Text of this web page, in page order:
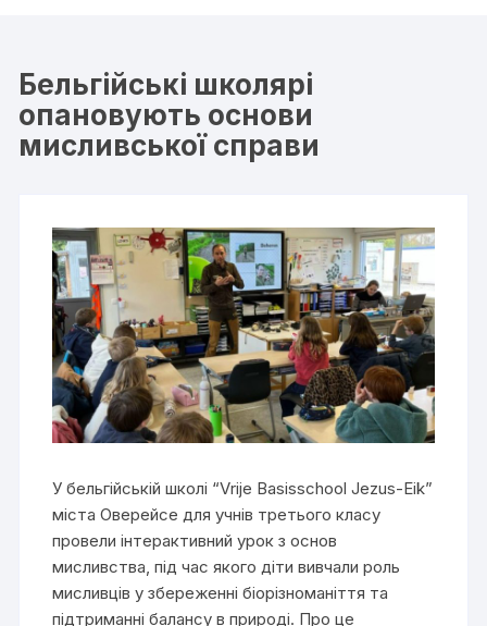
Бельгійські школярі
опановують основи
мисливської справи
У бельгійській школі “Vrije Basisschool Jezus-Eik”
міста Оверейсе для учнів третього класу
провели інтерактивний урок з основ
мисливства, під час якого діти вивчали роль
мисливців у збереженні біорізноманіття та
підтриманні балансу в природі. Про це